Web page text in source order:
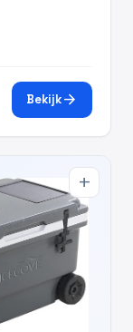
Bekijkarrow_forward
add